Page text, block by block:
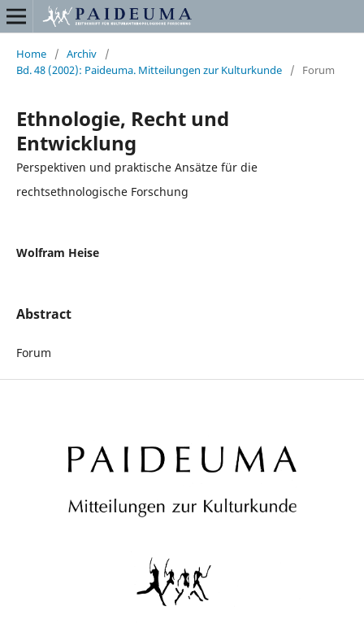
Home / Archiv
/
Bd. 48 (2002): Paideuma. Mitteilungen zur Kulturkunde
/ Forum
Ethnologie, Recht und
Entwicklung
Perspektiven und praktische Ansätze für die
rechtsethnologische Forschung
Wolfram Heise
Abstract
Forum